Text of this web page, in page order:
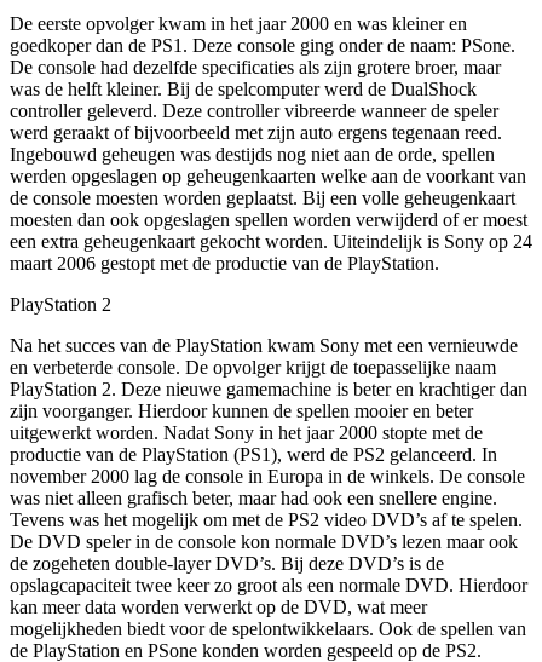
De eerste opvolger kwam in het jaar 2000 en was kleiner en
goedkoper dan de PS1. Deze console ging onder de naam: PSone.
De console had dezelfde specificaties als zijn grotere broer, maar
was de helft kleiner. Bij de spelcomputer werd de DualShock
controller geleverd. Deze controller vibreerde wanneer de speler
werd geraakt of bijvoorbeeld met zijn auto ergens tegenaan reed.
Ingebouwd geheugen was destijds nog niet aan de orde, spellen
werden opgeslagen op geheugenkaarten welke aan de voorkant van
de console moesten worden geplaatst. Bij een volle geheugenkaart
moesten dan ook opgeslagen spellen worden verwijderd of er moest
een extra geheugenkaart gekocht worden. Uiteindelijk is Sony op 24
maart 2006 gestopt met de productie van de PlayStation.
PlayStation 2
Na het succes van de PlayStation kwam Sony met een vernieuwde
en verbeterde console. De opvolger krijgt de toepasselijke naam
PlayStation 2. Deze nieuwe gamemachine is beter en krachtiger dan
zijn voorganger. Hierdoor kunnen de spellen mooier en beter
uitgewerkt worden. Nadat Sony in het jaar 2000 stopte met de
productie van de PlayStation (PS1), werd de PS2 gelanceerd. In
november 2000 lag de console in Europa in de winkels. De console
was niet alleen grafisch beter, maar had ook een snellere engine.
Tevens was het mogelijk om met de PS2 video DVD’s af te spelen.
De DVD speler in de console kon normale DVD’s lezen maar ook
de zogeheten double-layer DVD’s. Bij deze DVD’s is de
opslagcapaciteit twee keer zo groot als een normale DVD. Hierdoor
kan meer data worden verwerkt op de DVD, wat meer
mogelijkheden biedt voor de spelontwikkelaars. Ook de spellen van
de PlayStation en PSone konden worden gespeeld op de PS2.